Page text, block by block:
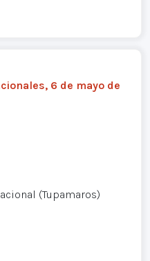
6 de mayo de
(Tupamaros)